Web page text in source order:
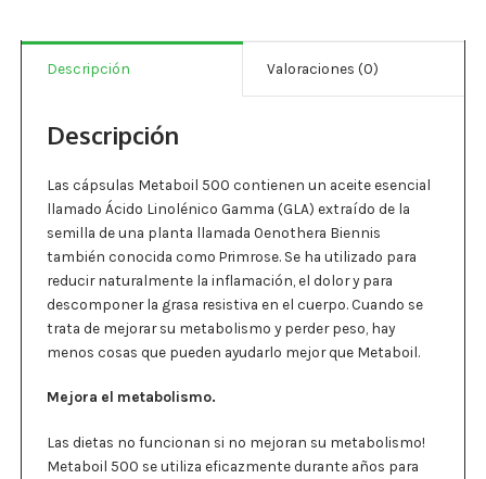
Control Del Peso
Salud Visual
Multivitaminas Adultos 50 Años A Más
Multivitaminas Niños
Descripción Valoraciones (0)
Descripción
Las cápsulas Metaboil 500 contienen un aceite esencial
llamado Ácido Linolénico Gamma (GLA) extraído de la
semilla de una planta llamada Oenothera Biennis
también conocida como Primrose. Se ha utilizado para
reducir naturalmente la inflamación, el dolor y para
descomponer la grasa resistiva en el cuerpo. Cuando se
trata de mejorar su metabolismo y perder peso, hay
menos cosas que pueden ayudarlo mejor que Metaboil.
Mejora el metabolismo.
Las dietas no funcionan si no mejoran su metabolismo!
Metaboil 500 se utiliza eficazmente durante años para